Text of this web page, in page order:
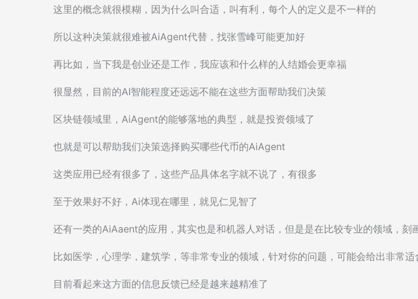
这里的概念就很模糊，因为什么叫合适，叫有利，每个人的定义是不一样的
所以这种决策就很难被AiAgent代替，找张雪峰可能更加好
再比如，当下我是创业还是工作，我应该和什么样的人结婚会更幸福
很显然，目前的AI智能程度还远远不能在这些方面帮助我们决策
区块链领域里，AiAgent的能够落地的典型，就是投资领域了
也就是可以帮助我们决策选择购买哪些代币的AiAgent
这类应用已经有很多了，这些产品具体名字就不说了，有很多
至于效果好不好，Ai体现在哪里，就见仁见智了
还有一类的AiAaent的应用，其实也是和机器人对话，但是是在比较专业的领域，刻
比如医学，心理学，建筑学，等非常专业的领域，针对你的问题，可能会给出非常适
目前看起来这方面的信息反馈已经是越来越精准了